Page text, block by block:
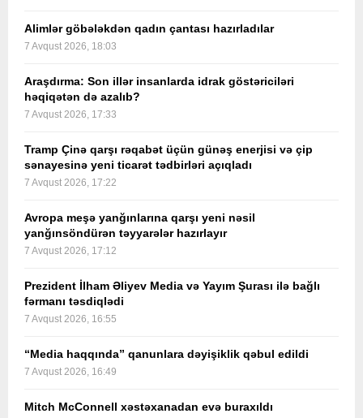
Alimlər göbələkdən qadın çantası hazırladılar
7 Avqust 2026, 18:03
Araşdırma: Son illər insanlarda idrak göstəriciləri
həqiqətən də azalıb?
7 Avqust 2026, 17:33
Tramp Çinə qarşı rəqabət üçün günəş enerjisi və çip
sənayesinə yeni ticarət tədbirləri açıqladı
7 Avqust 2026, 17:22
Avropa meşə yanğınlarına qarşı yeni nəsil
yanğınsöndürən təyyarələr hazırlayır
7 Avqust 2026, 17:12
Prezident İlham Əliyev Media və Yayım Şurası ilə bağlı
fərmanı təsdiqlədi
7 Avqust 2026, 16:55
“Media haqqında” qanunlara dəyişiklik qəbul edildi
7 Avqust 2026, 16:49
Mitch McConnell xəstəxanadan evə buraxıldı